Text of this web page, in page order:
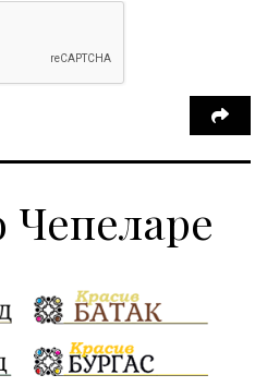
Чепеларе